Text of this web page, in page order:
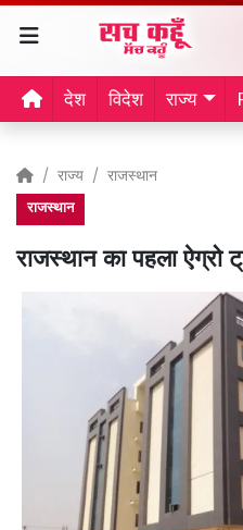
देश विदेश राज्य
राज्य राजस्थान
राजस्थान
राजस्थान का पहला ऐग्रो